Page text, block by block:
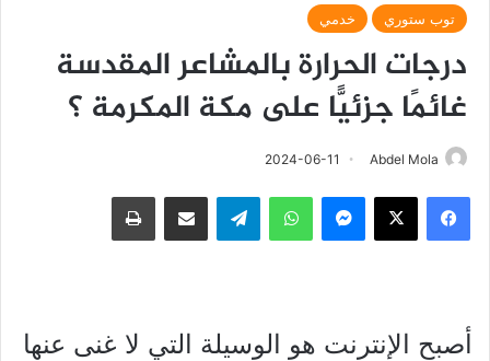
توب ستوري خدمي
درجات الحرارة بالمشاعر المقدسة
غائمًا جزئيًّا على مكة المكرمة ؟
Abdel Mola
2024-06-11
فيسبوك ‫X ماسنجر واتساب تيلقرام مشاركة عبر البريد طباعة
أصبح الإنترنت هو الوسيلة التي لا غنى عنها